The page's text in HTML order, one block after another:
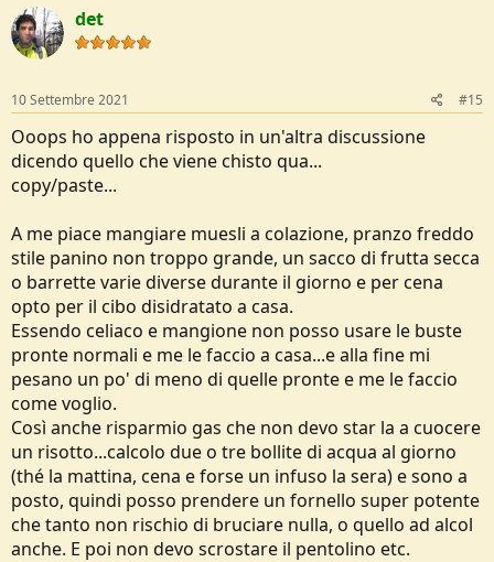
det
10 Settembre 2021 #15
Ooops ho appena risposto in un'altra discussione
dicendo quello che viene chisto qua...
copy/paste...
A me piace mangiare muesli a colazione, pranzo freddo
stile panino non troppo grande, un sacco di frutta secca
o barrette varie diverse durante il giorno e per cena
opto per il cibo disidratato a casa.
Essendo celiaco e mangione non posso usare le buste
pronte normali e me le faccio a casa...e alla fine mi
pesano un po' di meno di quelle pronte e me le faccio
come voglio.
Così anche risparmio gas che non devo star la a cuocere
un risotto...calcolo due o tre bollite di acqua al giorno
(thé la mattina, cena e forse un infuso la sera) e sono a
posto, quindi posso prendere un fornello super potente
che tanto non rischio di bruciare nulla, o quello ad alcol
anche. E poi non devo scrostare il pentolino etc.